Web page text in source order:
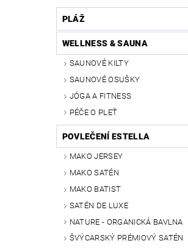
PLÁŽ
WELLNESS & SAUNA
SAUNOVÉ KILTY
SAUNOVÉ OSUŠKY
JÓGA A FITNESS
PÉČE O PLEŤ
POVLEČENÍ ESTELLA
MAKO JERSEY
MAKO SATÉN
MAKO BATIST
SATÉN DE LUXE
NATURE - ORGANICKÁ BAVLNA
ŠVÝCARSKÝ PRÉMIOVÝ SATÉN